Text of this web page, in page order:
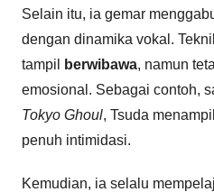
Selain itu, ia gemar
dengan dinamika vokal.
tampil
berwibawa, namun
emosional. Sebagai contoh,
Tokyo Ghoul, Tsuda
penuh intimidasi.
Kemudian, ia selalu